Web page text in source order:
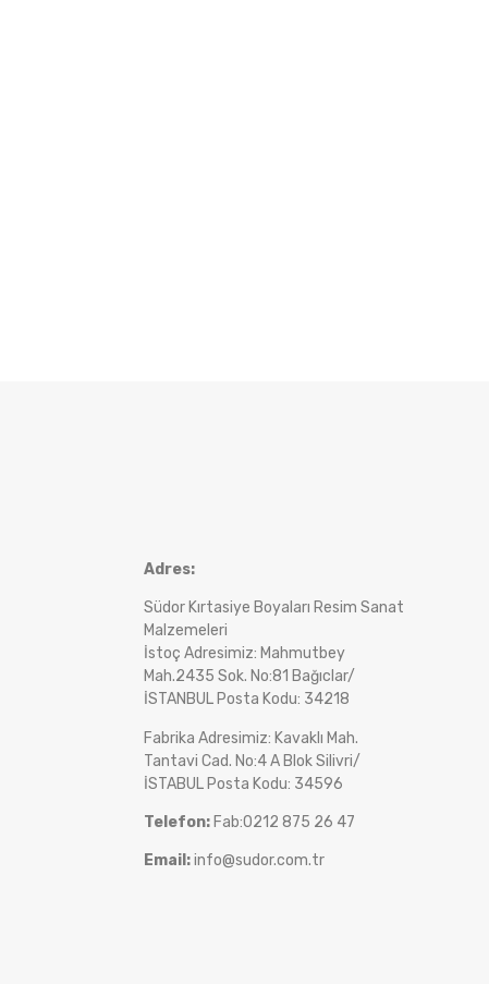
Adres:
Südor Kırtasiye Boyaları Resim Sanat
Malzemeleri
İstoç Adresimiz: Mahmutbey
Mah.2435 Sok. No:81 Bağıclar/
İSTANBUL Posta Kodu: 34218
Fabrika Adresimiz: Kavaklı Mah.
Tantavi Cad. No:4 A Blok Silivri/
İSTABUL Posta Kodu: 34596
Telefon: Fab:0212 875 26 47
Email:info@sudor.com.tr